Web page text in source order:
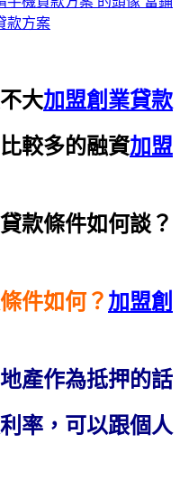
款方案
大加盟創業貸款
較多的融資加盟
款條件如何談？
件如何？ 加盟創
產作為抵押的話
率，可以跟個人